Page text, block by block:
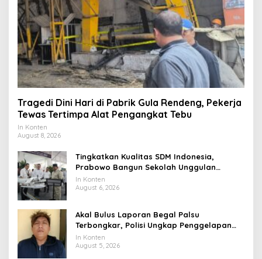
Tragedi Dini Hari di Pabrik Gula Rendeng, Pekerja
Tewas Tertimpa Alat Pengangkat Tebu
In Konten
August 8, 2026
Tingkatkan Kualitas SDM Indonesia,
Prabowo Bangun Sekolah Unggulan
hingga Undang Universitas Terbaik Dunia
In Konten
August 6, 2026
Akal Bulus Laporan Begal Palsu
Terbongkar, Polisi Ungkap Penggelapan
Uang Perusahaan untuk Crypto
In Konten
August 5, 2026